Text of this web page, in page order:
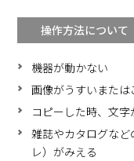
操作方法について
機器が動かない
画像がうすいまたは
コピーした時、文
雑誌やカタログな
レ）がみえる